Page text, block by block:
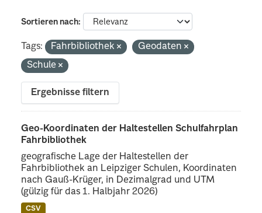
Sortieren nach
Tags: Fahrbibliothek
Geodaten
Schule
Ergebnisse filtern
Geo-Koordinaten der Haltestellen Schulfahrplan
Fahrbibliothek
geografische Lage der Haltestellen der
Fahrbibliothek an Leipziger Schulen, Koordinaten
nach Gauß-Krüger, in Dezimalgrad und UTM
(gülzig für das 1. Halbjahr 2026)
CSV